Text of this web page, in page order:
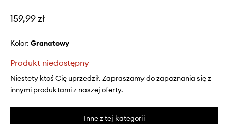
159,99 zł
Kolor: granatowy
Produkt niedostępny
Niestety ktoś Cię uprzedził. Zapraszamy do zapoznania się z
innymi produktami z naszej oferty.
Inne z tej kategorii